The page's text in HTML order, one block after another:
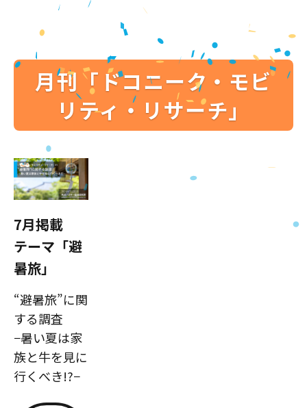
月刊「ドコニーク・モビ
リティ・リサーチ」
7月掲載
テーマ「避
暑旅」
“避暑旅”に関
する調査
−暑い夏は家
族と牛を見に
行くべき!?−